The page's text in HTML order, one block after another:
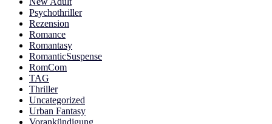
Psychothriller
Rezension
Romance
Romantasy
RomanticSuspense
RomCom
TAG
Thriller
Uncategorized
Urban Fantasy
Vorankündigung